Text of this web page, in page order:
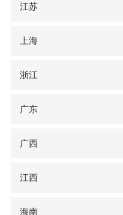
江苏
上海
浙江
广东
广西
江西
海南